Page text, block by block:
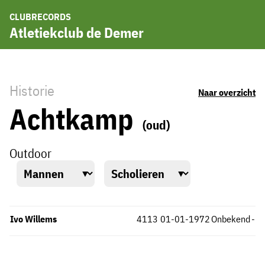
CLUBRECORDS
Atletiekclub de Demer
Historie Naar overzicht
Achtkamp
(oud)
Outdoor
Ivo Willems Onbekend
4113 -
01-01-1972